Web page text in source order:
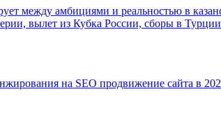
между амбициями и реальностью в
вылет из Кубка России, сборы в Турции
на SEO продвижение сайта в